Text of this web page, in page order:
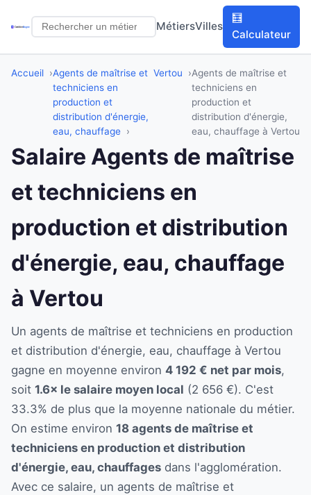
MétiersVilles
🧮
Calculateur
Accueil
Agents de maîtrise et
techniciens en
production et
distribution d'énergie,
eau, chauffage
Vertou
Agents de maîtrise et
techniciens en
production et
distribution d'énergie,
eau, chauffage à Vertou
Salaire Agents de maîtrise
et techniciens en
production et distribution
d'énergie, eau, chauffage
à Vertou
Un agents de maîtrise et techniciens en production
et distribution d'énergie, eau, chauffage à Vertou
gagne en moyenne environ 4 192 € net par mois,
soit 1.6× le salaire moyen local (2 656 €). C'est
33.3% de plus que la moyenne nationale du métier.
On estime environ 18 agents de maîtrise et
techniciens en production et distribution
d'énergie, eau, chauffages dans l'agglomération.
Avec ce salaire, un agents de maîtrise et